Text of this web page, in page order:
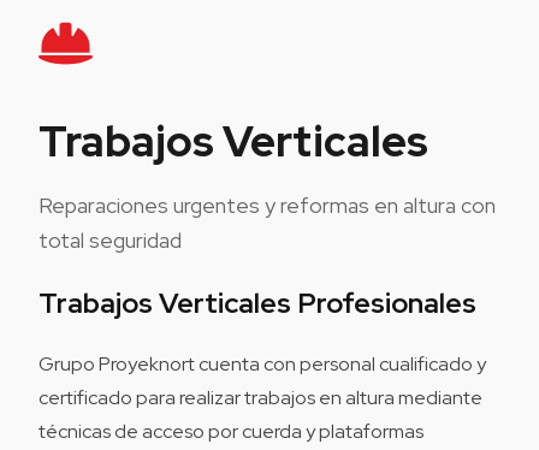
Trabajos Verticales
Reparaciones urgentes y reformas en altura con
total seguridad
Trabajos Verticales Profesionales
Grupo Proyeknort cuenta con personal cualificado y
certificado para realizar trabajos en altura mediante
técnicas de acceso por cuerda y plataformas